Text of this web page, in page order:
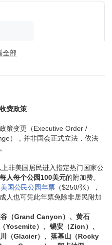
将对外国游客（16岁及以上，非
个/国家公园100美元)，如客人有
除非居民附加费。
全部
费政策
策变更（Executive Order /
），并非国会正式立法，依法
非美国居民进入指定热门国家公
每人每个公园100美元的附加费。
国公民公园年票 （$250/张），
人也可凭此年票免除非居民附加
谷（Grand Canyon）、黄石
Yosemite）、锡安（Zion）、
（Glacier）、落基山（Rocky